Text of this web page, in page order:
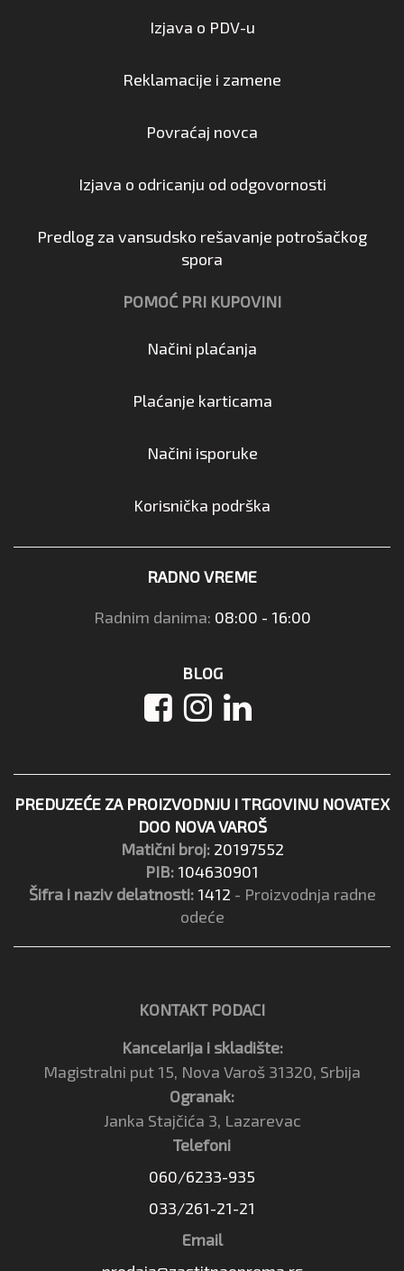
Izjava o PDV-u
Reklamacije i zamene
Povraćaj novca
Izjava o odricanju od odgovornosti
Predlog za vansudsko rešavanje potrošačkog
spora
POMOĆ PRI KUPOVINI
Načini plaćanja
Plaćanje karticama
Načini isporuke
Korisnička podrška
RADNO VREME
Radnim danima: 08:00 - 16:00
BLOG
PREDUZEĆE ZA PROIZVODNJU I TRGOVINU NOVATEX
DOO NOVA VAROŠ
Matični broj: 20197552
PIB: 104630901
Šifra i naziv delatnosti: 1412 - Proizvodnja radne
odeće
KONTAKT PODACI
Kancelarija i skladište:
Magistralni put 15, Nova Varoš 31320, Srbija
Ogranak:
Janka Stajčića 3, Lazarevac
Telefoni
060/6233-935
033/261-21-21
Email